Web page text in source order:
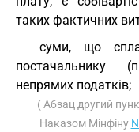
таких фактичних
суми, що
постачальнику
непрямих податків;
( Абзац другий
Наказом Мінфіну